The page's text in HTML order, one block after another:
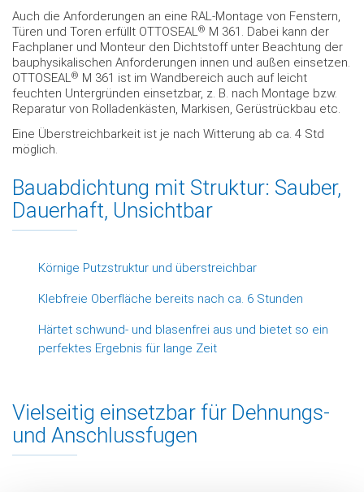
Auch die Anforderungen an eine RAL-Montage von Fenstern,
Türen und Toren erfüllt OTTOSEAL® M 361. Dabei kann der
Fachplaner und Monteur den Dichtstoff unter Beachtung der
bauphysikalischen Anforderungen innen und außen einsetzen.
OTTOSEAL® M 361 ist im Wandbereich auch auf leicht
feuchten Untergründen einsetzbar, z. B. nach Montage bzw.
Reparatur von Rolladenkästen, Markisen, Gerüstrückbau etc.
Eine Überstreichbarkeit ist je nach Witterung ab ca. 4 Std
möglich.
Bauabdichtung mit Struktur: Sauber,
Dauerhaft, Unsichtbar
Körnige Putzstruktur und überstreichbar
Klebfreie Oberfläche bereits nach ca. 6 Stunden
Härtet schwund- und blasenfrei aus und bietet so ein
perfektes Ergebnis für lange Zeit
Vielseitig einsetzbar für Dehnungs-
und Anschlussfugen